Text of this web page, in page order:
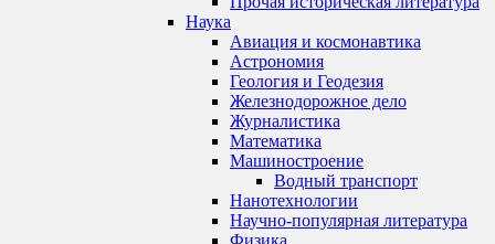
Наука
Авиация и космонавтика
Астрономия
Геология и Геодезия
Железнодорожное дело
Журналистика
Математика
Машиностроение
Водный транспорт
Нанотехнологии
Научно-популярная литература